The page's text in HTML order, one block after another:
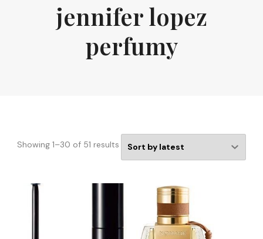
jennifer lopez
perfumy
Showing 1–30 of 51 results